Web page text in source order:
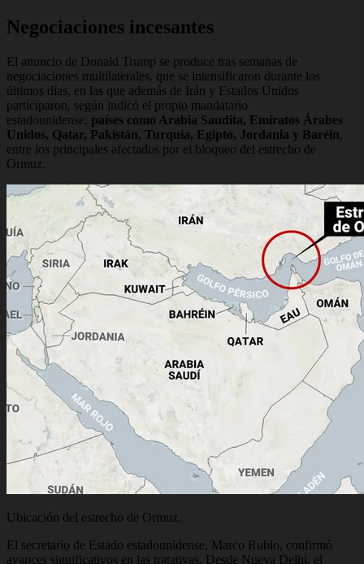
Negociaciones incesantes
El anuncio de Donald Trump se produce tras semanas de
negociaciones multilaterales, que se intensificaron durante los
últimos días, en las que además de Irán y Estados Unidos
participaron, según indicó el propio mandatario
estadounidense, países como Arabia Saudita, Emiratos Árabes
Unidos, Qatar, Pakistán, Turquía, Egipto, Jordania y Baréin,
entre los principales afectados por el bloqueo del estrecho de
Ormuz.
Ubicación del estrecho de Ormuz.
El secretario de Estado estadounidense, Marco Rubio, confirmó
avances significativos en las tratativas. Desde Nueva Delhi, el